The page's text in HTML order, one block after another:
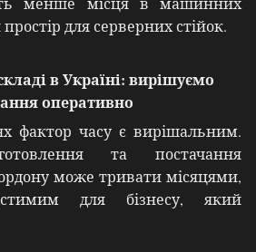
для серверних стійок.
в Україні: вирішуємо
оперативно
фактор часу є вирішальним.
та постачання
може тривати місяцями,
для бізнесу, який